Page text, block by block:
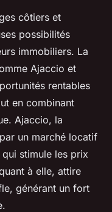
côtiers et
possibilités
immobiliers. La
Ajaccio et
rentables
en combinant
Ajaccio, la
un marché locatif
stimule les prix
à elle, attire
générant un fort